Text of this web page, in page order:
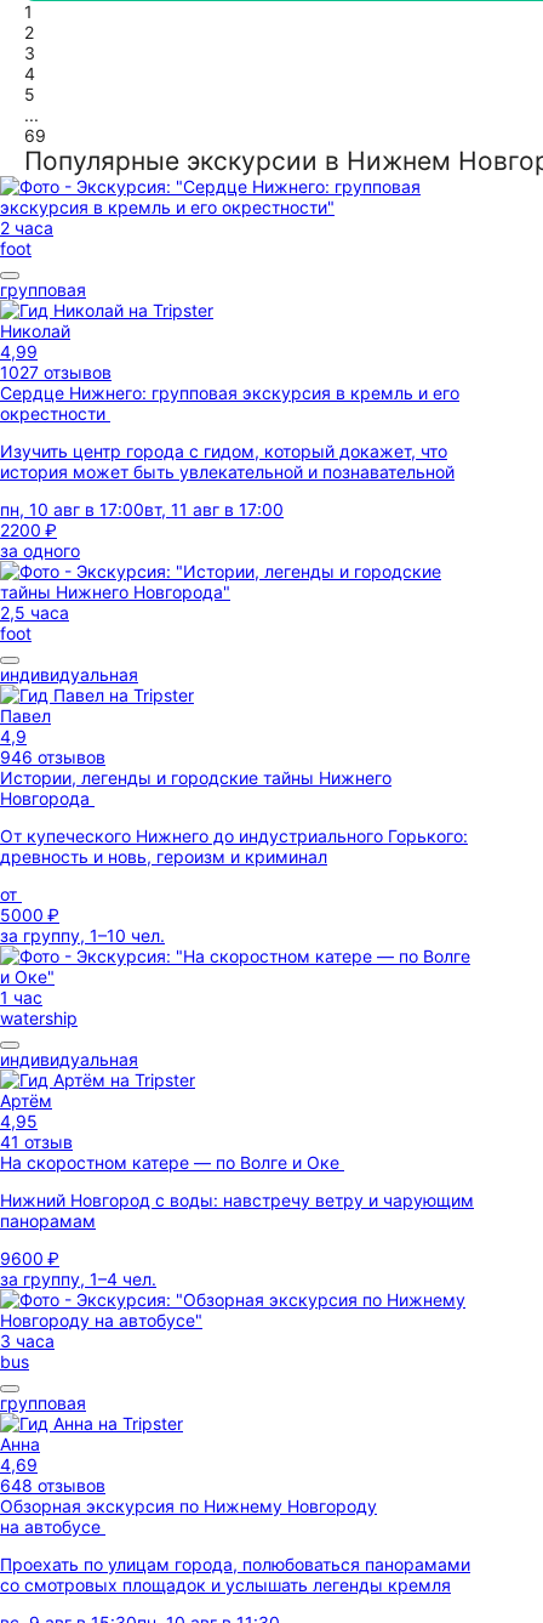
1
2
3
4
5
...
69
Популярные экскурсии в Нижнем
2 часа
foot
групповая
Николай
4,99
1027 отзывов
Сердце Нижнего: групповая экскурсия в кремль и его
окрестности
Изучить центр города с гидом, который докажет, что
история может быть увлекательной и познавательной
пн, 10 авг в 17:00вт, 11 авг в 17:00
2200 ₽
за одного
2,5 часа
foot
индивидуальная
Павел
4,9
946 отзывов
Истории, легенды и городские тайны Нижнего
Новгорода
От купеческого Нижнего до индустриального Горького:
древность и новь, героизм и криминал
от
5000 ₽
за группу, 1–10 чел.
1 час
watership
индивидуальная
Артём
4,95
41 отзыв
На скоростном катере — по Волге и Оке
Нижний Новгород с воды: навстречу ветру и чарующим
панорамам
9600 ₽
за группу, 1–4 чел.
3 часа
bus
групповая
Анна
4,69
648 отзывов
Обзорная экскурсия по Нижнему Новгороду
на автобусе
Проехать по улицам города, полюбоваться панорамами
со смотровых площадок и услышать легенды кремля